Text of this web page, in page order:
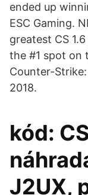
ended up
ESC Gaming.
greatest CS
the #1 spot on
Counter-
2018.
kód:
J2UX,